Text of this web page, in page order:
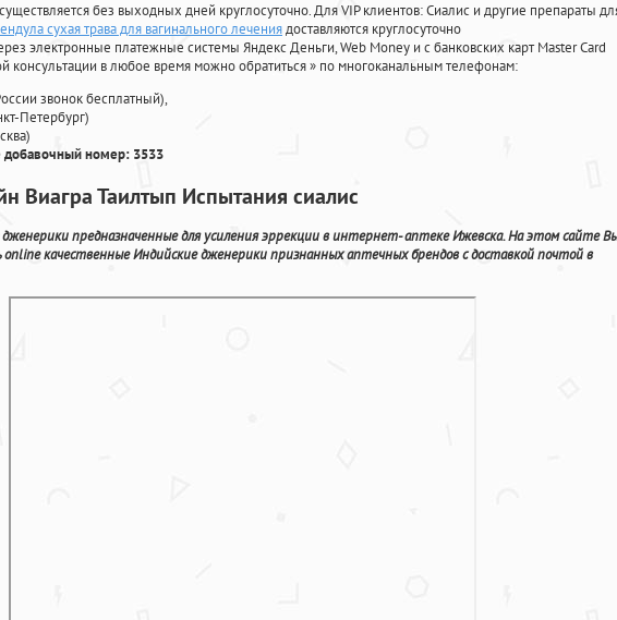
без выходных дней круглосуточно. Для VIP клиентов: Сиалис и другие препараты
сухая трава для вагинального лечениядоставляются круглосуточно
электронные платежные системы Яндекс Деньги, Web Money и с банковских карт Master Card
консультации в любое время можно обратиться» по многоканальным телефонам:
звонок бесплатный),
Петербург)
добавочный номер: 3533
Виагра Таилтып Испытания сиалис
предназначенные для усиления эррекции в интернет- аптеке Ижевска. На этом сайте
качественные Индийские дженерики признанных аптечных брендов с доставкой почтой в